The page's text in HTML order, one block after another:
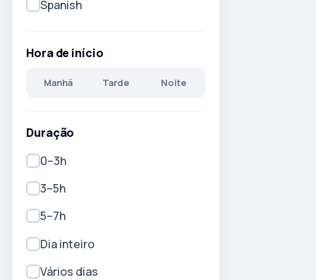
Spanish
Hora de início
Manhã Tarde Noite
Duração
0–3h
3–5h
5–7h
Dia inteiro
Vários dias